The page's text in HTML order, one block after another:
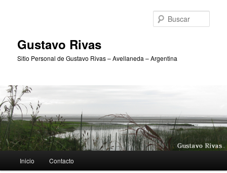
Gustavo Rivas
Sitio Personal de Gustavo Rivas – Avellaneda – Argentina
principal
Inicio Contacto